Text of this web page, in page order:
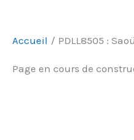
Accueil PDLL8505 :
Page en cours de